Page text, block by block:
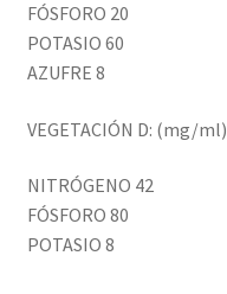
FÓSFORO 20
POTASIO 60
AZUFRE 8
VEGETACIÓN D: (mg/ml)
NITRÓGENO 42
FÓSFORO 80
POTASIO 8